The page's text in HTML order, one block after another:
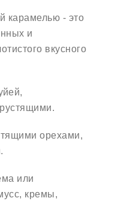
карамелью - это
и
вкусного
орехами,
или
кремы,